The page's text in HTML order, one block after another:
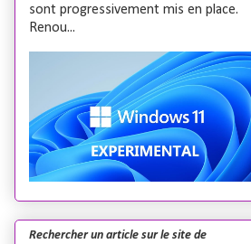
sont progressivement mis en place.
Renou...
Rechercher un article sur le site de